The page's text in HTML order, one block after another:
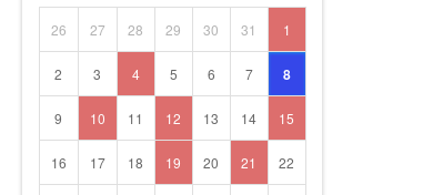
26 27 28 29 30 31 1
2 3 4 5 6 7 8
9 10 11 12 13 14 15
16 17 18 19 20 21 22